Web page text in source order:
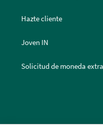
Hazte cliente
Joven IN
Solicitud de moneda